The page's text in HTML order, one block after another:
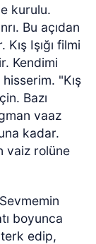
kurulu.
Bu açıdan
Işığı filmi
Kendimi
"Kış
Bazı
vaaz
kadar.
vaiz rolüne
boyunca
edip,